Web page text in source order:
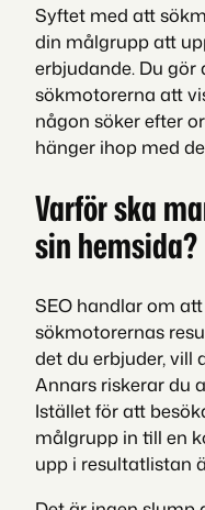
Syftet med att
din målgrupp att
erbjudande. Du gör
sökmotorerna att
någon söker efter
hänger ihop med
Varför ska
sin hemsida?
SEO handlar om
sökmotorernas
det du erbjuder, vill
Annars riskerar du
Istället för att
målgrupp in till en
upp i resultatlistan